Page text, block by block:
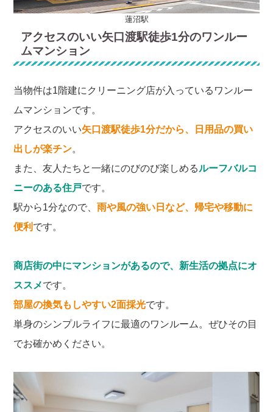
蓮沼駅
アクセスのいい矢口渡駅徒歩1分のワンルー
ムマンション
当物件は1階建にクリーニング店が入っているワンルー
ムマンションです。
アクセスのいい矢口渡駅徒歩1分だから、日用品の買い
出しが楽チン。
また、友人たちと一緒にのびのび楽しめるルーフバルコ
ニーのある住戸です。
駅から1分なので、雨や風の強い日など、帰宅や移動に
便利 です。
商店街の中にマンションがあるので、新生活の拠点にオ
ススメです。
部屋の換気もしやすい2面採光です。
単身のシンプルライフに最適のワンルーム。ぜひその目
でお確かめください。